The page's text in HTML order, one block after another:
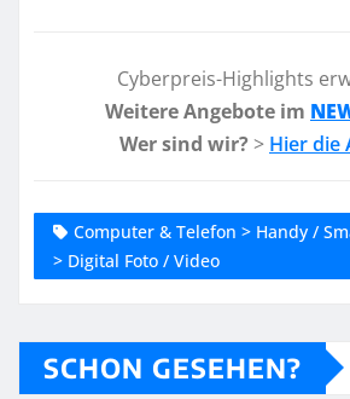
Cyberpreis-Highlights
Weitere Angebote im
Wer sind wir? > Hier die
Computer & Telefon > Handy /
> Digital Foto / Video
SCHON GESEHEN?